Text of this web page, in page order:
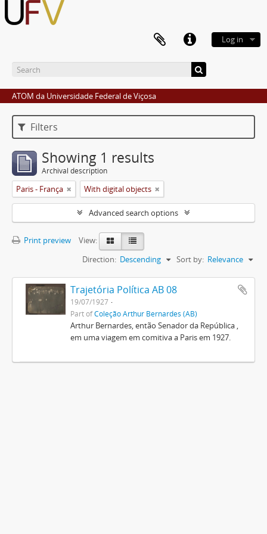
Log in
ATOM da Universidade Federal de Viçosa
Filters
Showing 1 results
Archival description
Paris - França With digital objects
Advanced search options
Print preview
View:
Sort by: Relevance
Direction: Descending
Trajetória Política AB 08
19/07/1927
Part ofColeção Arthur Bernardes (AB)
Arthur Bernardes, então Senador da República ,
em uma viagem em comitiva a Paris em 1927.